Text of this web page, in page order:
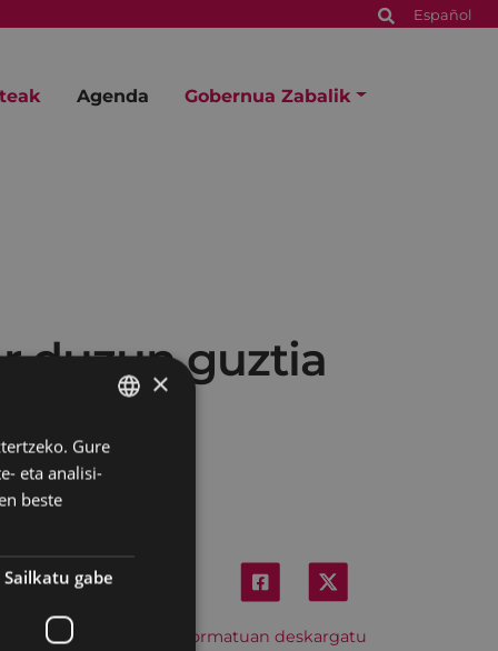
Español
Agenda Gobernua Zabalik
duzun guztia
Hitzordu hau iCal formatuan deskargatu
BASQUE
SPANISH
×
Gure
eta analisi-
beste
Sailkatu gabe